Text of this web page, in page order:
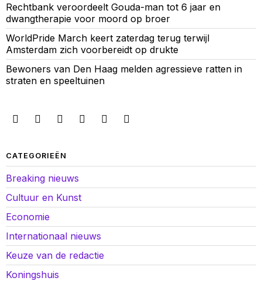
Rechtbank veroordeelt Gouda-man tot 6 jaar en
dwangtherapie voor moord op broer
WorldPride March keert zaterdag terug terwijl
Amsterdam zich voorbereidt op drukte
Bewoners van Den Haag melden agressieve ratten in
straten en speeltuinen
CATEGORIEËN
Breaking nieuws
Cultuur en Kunst
Economie
Internationaal nieuws
Keuze van de redactie
Koningshuis